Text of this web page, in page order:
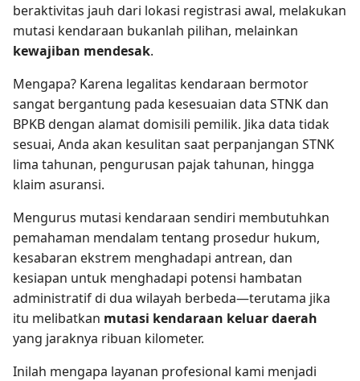
beraktivitas jauh dari lokasi registrasi awal, melakukan
mutasi kendaraan bukanlah pilihan, melainkan
kewajiban mendesak.
Mengapa? Karena legalitas kendaraan bermotor
sangat bergantung pada kesesuaian data STNK dan
BPKB dengan alamat domisili pemilik. Jika data tidak
sesuai, Anda akan kesulitan saat perpanjangan STNK
lima tahunan, pengurusan pajak tahunan, hingga
klaim asuransi.
Mengurus mutasi kendaraan sendiri membutuhkan
pemahaman mendalam tentang prosedur hukum,
kesabaran ekstrem menghadapi antrean, dan
kesiapan untuk menghadapi potensi hambatan
administratif di dua wilayah berbeda—terutama jika
itu melibatkan mutasi kendaraan keluar daerah
yang jaraknya ribuan kilometer.
Inilah mengapa layanan profesional kami menjadi